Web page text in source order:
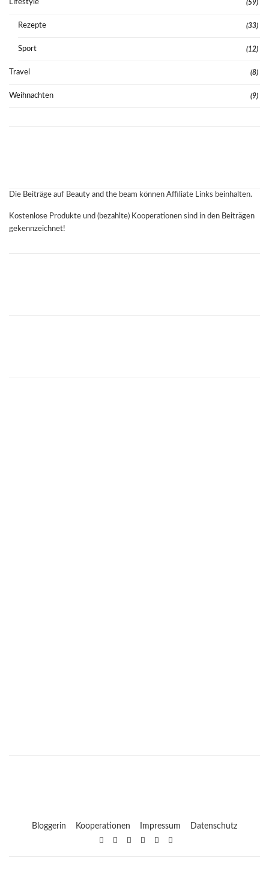
Lifestyle (59)
Rezepte (33)
Sport (12)
Travel (8)
Weihnachten (9)
Die Beiträge auf Beauty and the beam können Affiliate Links beinhalten.
Kostenlose Produkte und (bezahlte) Kooperationen sind in den Beiträgen
gekennzeichnet!
Bloggerin Kooperationen Impressum Datenschutz